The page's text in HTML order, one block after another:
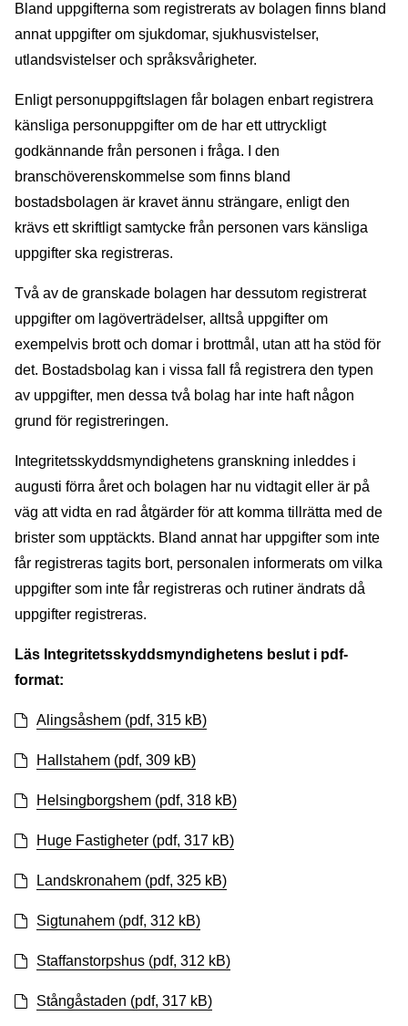
Bland uppgifterna som registrerats av bolagen finns bland
annat uppgifter om sjukdomar, sjukhusvistelser,
utlandsvistelser och språksvårigheter.
Enligt personuppgiftslagen får bolagen enbart registrera
känsliga personuppgifter om de har ett uttryckligt
godkännande från personen i fråga. I den
branschöverenskommelse som finns bland
bostadsbolagen är kravet ännu strängare, enligt den
krävs ett skriftligt samtycke från personen vars känsliga
uppgifter ska registreras.
Två av de granskade bolagen har dessutom registrerat
uppgifter om lagöverträdelser, alltså uppgifter om
exempelvis brott och domar i brottmål, utan att ha stöd för
det. Bostadsbolag kan i vissa fall få registrera den typen
av uppgifter, men dessa två bolag har inte haft någon
grund för registreringen.
Integritetsskyddsmyndighetens granskning inleddes i
augusti förra året och bolagen har nu vidtagit eller är på
väg att vidta en rad åtgärder för att komma tillrätta med de
brister som upptäckts. Bland annat har uppgifter som inte
får registreras tagits bort, personalen informerats om vilka
uppgifter som inte får registreras och rutiner ändrats då
uppgifter registreras.
Läs Integritetsskyddsmyndighetens beslut i pdf-
format:
Alingsåshem (pdf, 315 kB)
Hallstahem (pdf, 309 kB)
Helsingborgshem (pdf, 318 kB)
Huge Fastigheter (pdf, 317 kB)
Landskronahem (pdf, 325 kB)
Sigtunahem (pdf, 312 kB)
Staffanstorpshus (pdf, 312 kB)
Stångåstaden (pdf, 317 kB)